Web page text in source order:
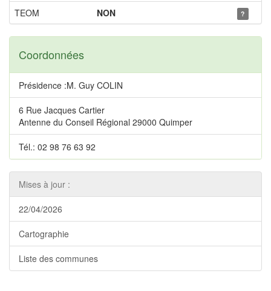
TEOM NON ?
Coordonnées
Présidence :M. Guy COLIN
6 Rue Jacques Cartier
Antenne du Conseil Régional 29000 Quimper
Tél.: 02 98 76 63 92
Mises à jour :
22/04/2026
Cartographie
Liste des communes